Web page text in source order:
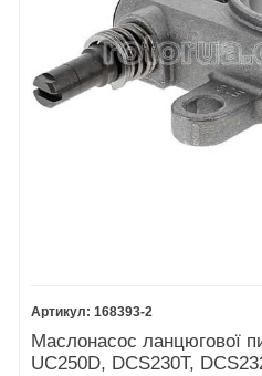
168393-2
Маслонасос ланцюгової
UC250D, DCS230T,